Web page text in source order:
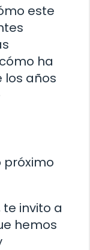
este
ha
los años
próximo
invito a
hemos